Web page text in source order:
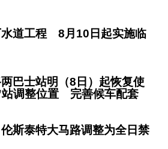
水道工程 8月10日起实施临
巴士站明（8日）起恢复使
调整位置 完善候车配套
斯泰特大马路调整为全日禁